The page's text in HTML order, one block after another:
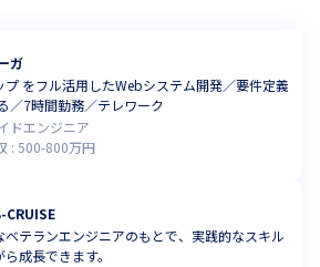
ガ
をフル活用したWebシステム開発／要件定義
／7時間勤務／テレワーク
ドエンジニア
: 500-800万円
CRUISE
ベテランエンジニアのもとで、実践的なスキル
成長できます。